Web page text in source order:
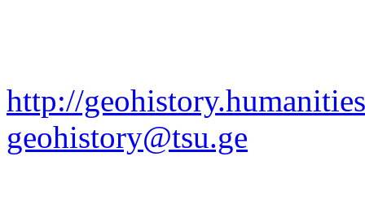
http://
geohistory@tsu.ge